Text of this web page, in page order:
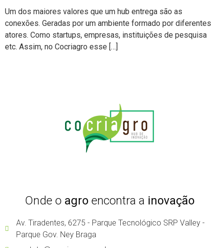
Um dos maiores valores que um hub entrega são as
conexões. Geradas por um ambiente formado por diferentes
atores. Como startups, empresas, instituições de pesquisa
etc. Assim, no Cocriagro esse […]
Onde o agroencontra a inovação
Av. Tiradentes, 6275 - Parque Tecnológico SRP Valley -
Parque Gov. Ney Braga